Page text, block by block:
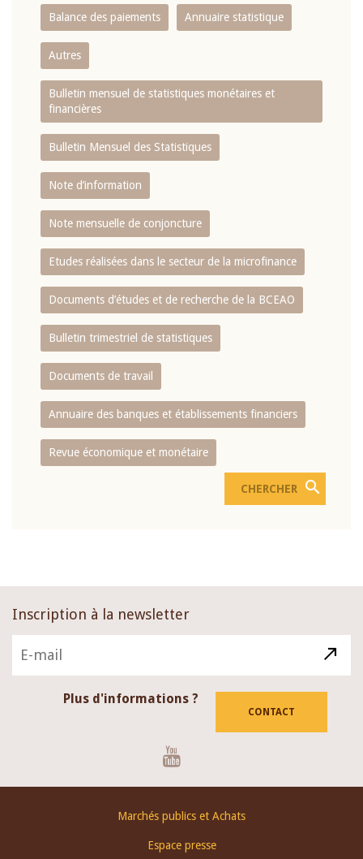
Balance des paiements Annuaire statistique
Autres
Bulletin mensuel de statistiques monétaires et
financières
Bulletin Mensuel des Statistiques
Note d’information
Note mensuelle de conjoncture
Etudes réalisées dans le secteur de la microfinance
Documents d’études et de recherche de la BCEAO
Bulletin trimestriel de statistiques
Documents de travail
Annuaire des banques et établissements financiers
Revue économique et monétaire
Inscription à la newsletter
Plus d'informations ?
CONTACT
Marchés publics et Achats
Espace presse